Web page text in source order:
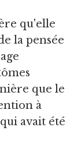
qu'elle
la pensée
que le
à
avait été